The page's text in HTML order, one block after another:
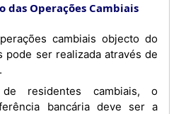
das Operações Cambiais
pode ser realizada através de
bancária deve ser a